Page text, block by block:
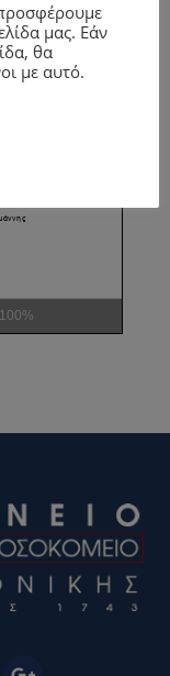
100%
μας. Εάν
θα
με αυτό.